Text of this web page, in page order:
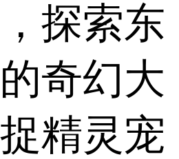
探索东
奇幻大
精灵宠